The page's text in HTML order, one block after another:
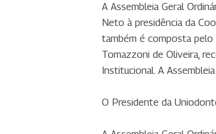
A Assembleia Geral
Neto à presidência da
também é composta pelo
Tomazzoni de Oliveira,
Institucional. A
O Presidente da